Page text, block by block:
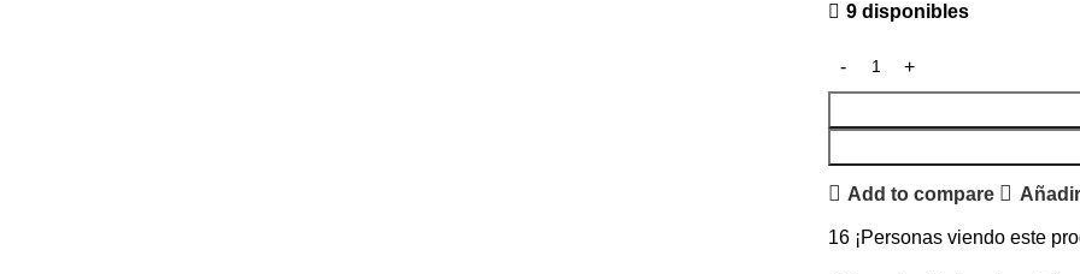
9 disponibles
Add to compare
16 ¡Personas viendo este